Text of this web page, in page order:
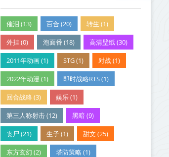
催泪 (13) 百合 (20) 转生 (1)
外挂 (0) 泡面番 (18) 高清壁纸 (30)
2011年动画 (1) STG (1) 对战 (1)
2022年动漫 (1) 即时战略RTS (1)
回合战略 (3) 娱乐 (1)
第三人称射击 (12) 黑暗 (9)
丧尸 (21) 生子 (1) 甜文 (25)
东方玄幻 (2) 塔防策略 (1)